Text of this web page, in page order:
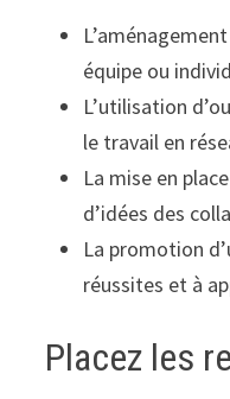
équipe ou
L’utilisation
le travail en
La mise en
d’idées des
La promotion
réussites et à
Placez les